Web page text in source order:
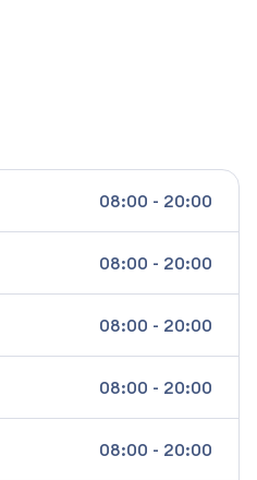
08:00 - 20:00
08:00 - 20:00
08:00 - 20:00
08:00 - 20:00
08:00 - 20:00